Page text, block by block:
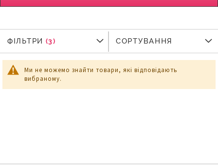
Ми не можемо знайти товари, які відповідають
вибраному.
ФІЛЬТРИ
ФІЛЬТРИ СОРТУВАННЯ